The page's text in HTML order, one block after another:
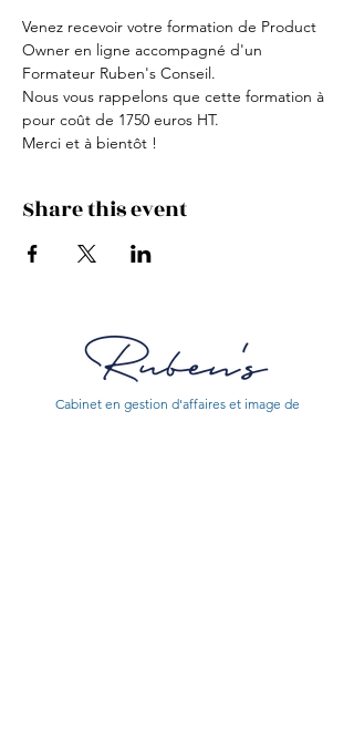
Venez recevoir votre formation de Product
Owner en ligne accompagné d'un
Formateur Ruben's Conseil.
Nous vous rappelons que cette formation à
pour coût de 1750 euros HT.
Merci et à bientôt !
Share this event
Cabinet en gestion d'affaires et image de